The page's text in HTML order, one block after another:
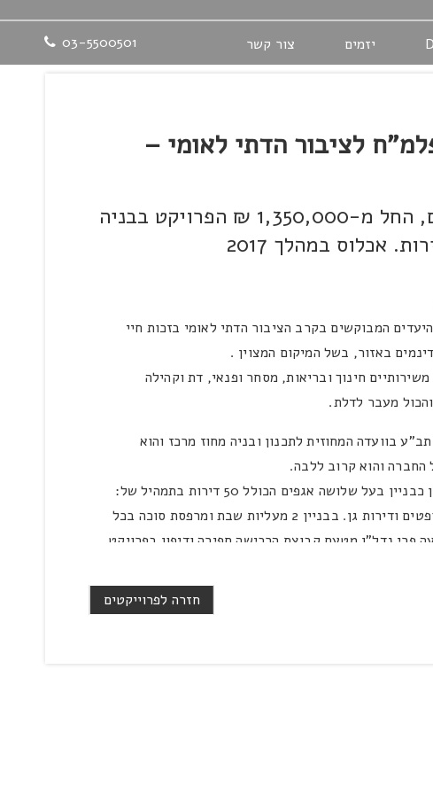
יזמים צור קשר 03-5500501
לציבור הדתי לאומי –
דירת 3 חדרים, החל מ-1,350,000 ₪ הפרויקט בבניה
אכלוס במהלך 2017
המבוקשים בקרב הציבור הדתי לאומי בזכות חיי
באזור, בשל המיקום המצוין .
משירותיים חינוך ובריאות, מסחר ופנאי, דת וקהילה
מעבר לדלת.
בוועדה המחוזית לתכנון ובניה מחוז מרכז והוא
החברה והוא קרוב ללבה.
פרויקט פלמ"ח תוכנן כבניין בעל שלושה אגפים הכולל 50 דירות בתמהיל של:
2.5,3,4,5 חדרים, לופטים ודירות גן. בבניין 2 מעליות שבת ומרפסת סוכה בכל
פרי נדל"ן מטעם קבוצת הרכישה חפירה ודיפון בפרויקט
חזרה לפרוייקטים